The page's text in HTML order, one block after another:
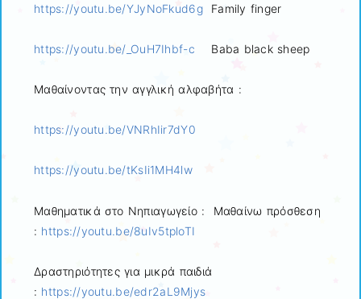
https://youtu.be/YJyNoFkud6gFamily finger
https://youtu.be/_OuH7Ihbf-c Βaba black sheep
Μαθαίνοντας την αγγλική αλφαβήτα :
https://youtu.be/VNRhIir7dY0
https://youtu.be/tKsIi1MH4lw
Μαθηματικά στο Νηπιαγωγείο : Μαθαίνω πρόσθεση
: https://youtu.be/8uIv5tploTI
Δραστηριότητες για μικρά παιδιά
: https://youtu.be/edr2aL9Mjys